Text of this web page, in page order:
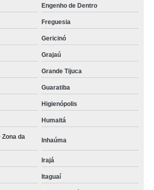
de ti Francisco Morato
Prudente
Vargem Grande
Engenho de Dentro
Freguesia
Gericinó
Grajaú
Grande Tijuca
Guaratiba
Higienópolis
Humaitá
Zona da
Inhaúma
Irajá
Itaguaí